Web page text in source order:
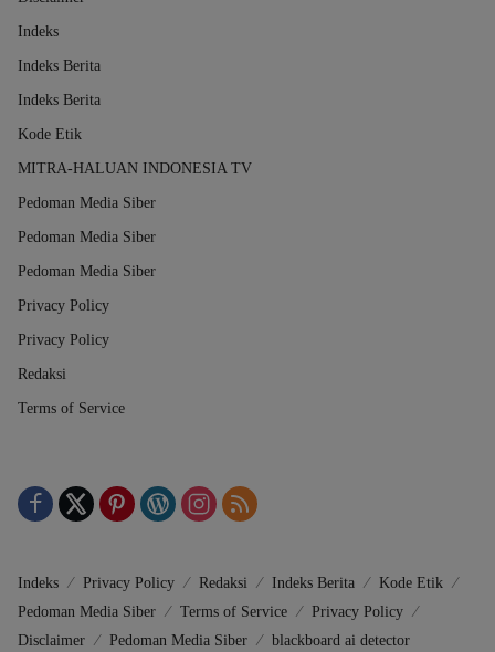
Indeks
Indeks Berita
Indeks Berita
Kode Etik
MITRA-HALUAN INDONESIA TV
Pedoman Media Siber
Pedoman Media Siber
Pedoman Media Siber
Privacy Policy
Privacy Policy
Redaksi
Terms of Service
Indeks Privacy Policy Redaksi Indeks Berita
Kode Etik
Pedoman Media Siber
Terms of Service
Privacy Policy
Disclaimer
Pedoman Media Siber blackboard ai detector